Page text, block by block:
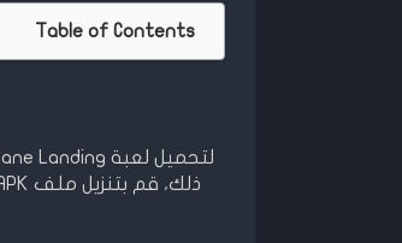
Table of Contents